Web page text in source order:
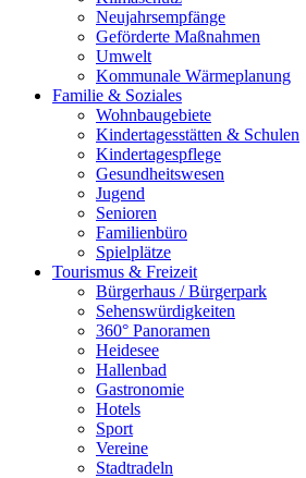
Neujahrsempfänge
Geförderte Maßnahmen
Umwelt
Kommunale Wärmeplanung
Familie & Soziales
Wohnbaugebiete
Kindertagesstätten & Schulen
Kindertagespflege
Gesundheitswesen
Jugend
Senioren
Familienbüro
Spielplätze
Tourismus & Freizeit
Bürgerhaus / Bürgerpark
Sehenswürdigkeiten
360° Panoramen
Heidesee
Hallenbad
Gastronomie
Hotels
Sport
Vereine
Stadtradeln